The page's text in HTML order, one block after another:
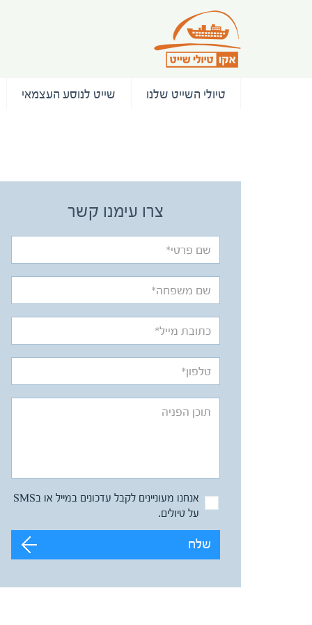
טיולי השייט שלנו שייט לנוסע העצמאי
צרו עימנו קשר
אנחנו מעוניינים לקבל עדכונים במייל או בSMS
על טיולים.
שלח